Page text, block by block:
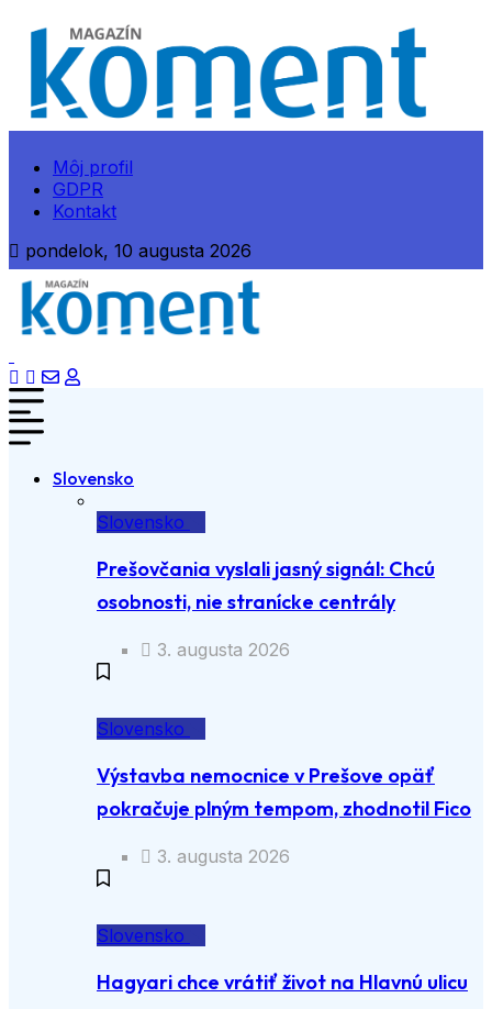
Môj profil
GDPR
Kontakt
pondelok, 10 augusta 2026
Slovensko
Slovensko
Prešovčania vyslali jasný signál: Chcú
osobnosti, nie stranícke centrály
3. augusta 2026
Slovensko
Výstavba nemocnice v Prešove opäť
pokračuje plným tempom, zhodnotil Fico
3. augusta 2026
Slovensko
Hagyari chce vrátiť život na Hlavnú ulicu